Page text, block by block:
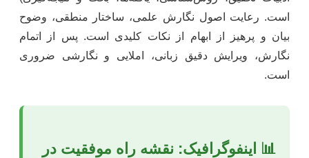
است. رعایت اصول نگارش علمی، ساختار منطقی، وضوح
بیان و پرهیز از ابهام از نکات کلیدی است. پس از اتمام
نگارش، ویرایش دقیق زبانی، املایی و نگارشی ضروری
است.
📊 اینفوگرافیک: نقشه راه موفقیت در